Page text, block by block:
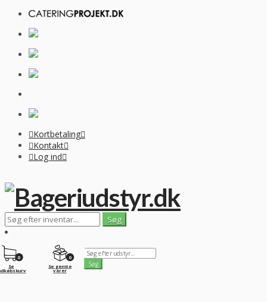
Kortbetaling
Kontakt
Log ind
0
Se gemte
varer
0
Se